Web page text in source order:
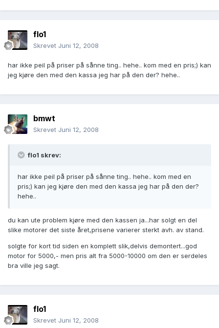
flo1
Skrevet Juni 12, 2008
har ikke peil på priser på sånne ting.. hehe.. kom med en pris;) kan
jeg kjøre den med den kassa jeg har på den der? hehe..
bmwt
Skrevet Juni 12, 2008
flo1 skrev:
har ikke peil på priser på sånne ting.. hehe.. kom med en
pris;) kan jeg kjøre den med den kassa jeg har på den der?
hehe..
du kan ute problem kjøre med den kassen ja...har solgt en del
slike motorer det siste året,prisene varierer sterkt avh. av stand.
solgte for kort tid siden en komplett slik,delvis demontert...god
motor for 5000,- men pris alt fra 5000-10000 om den er serdeles
bra ville jeg sagt.
flo1
Skrevet Juni 12, 2008